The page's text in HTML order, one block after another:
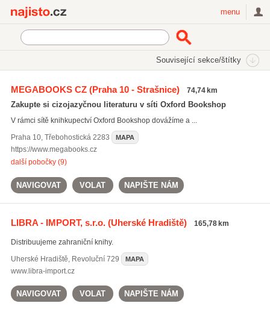
menu
Související sekce/štítky
Knihy
Cizojazyčná literatura
MEGABOOKS CZ(Praha 10 - Strašnice) 74,74 km
Zakupte si cizojazyčnou literaturu v síti Oxford Bookshop
V rámci sítě knihkupectví Oxford Bookshop dovážíme a ...
Praha 10, Třebohostická 2283 MAPA
https://www.megabooks.cz
další pobočky (9)
NAVIGOVAT VOLAT NAPIŠTE NÁM
LIBRA - IMPORT, s.r.o.(Uherské Hradiště) 165,78 km
Distribuujeme zahraniční knihy.
Uherské Hradiště, Revoluční 729 MAPA
www.libra-import.cz
NAVIGOVAT VOLAT NAPIŠTE NÁM